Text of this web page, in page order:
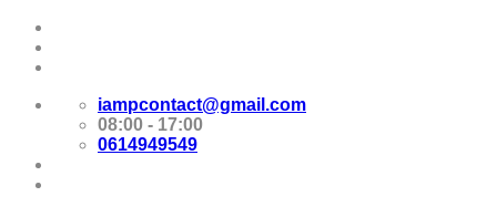
Skip
content
iampcontact@gmail.com
08:00 - 17:00
0614949549